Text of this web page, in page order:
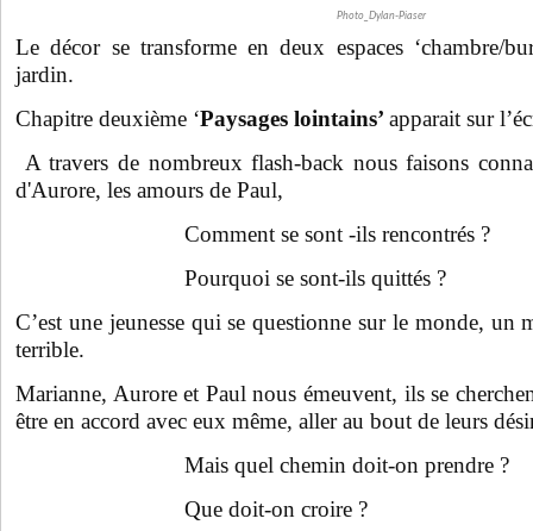
Photo_Dylan-Piaser
Le décor se transforme en deux espaces ‘chambre/
jardin.
Chapitre deuxième ‘Paysages lointains’ apparait sur
A travers de nombreux flash-back nous faisons
d'Aurore, les amours de Paul,
Comment se sont -ils rencontrés ?
Pourquoi se sont-ils quittés ?
C’est une jeunesse qui se questionne sur le monde, un
terrible.
Marianne, Aurore et Paul nous émeuvent, ils se
être en accord avec eux même, aller au bout de leurs
Mais quel chemin doit-on prendre ?
Que doit-on croire ?